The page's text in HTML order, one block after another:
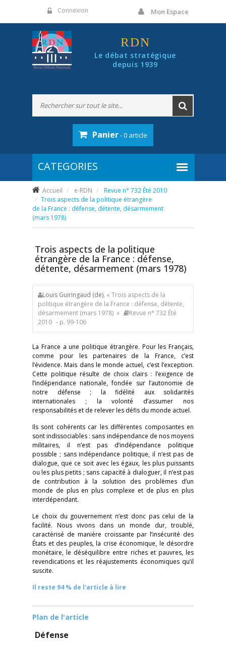
Connexion Mon Espace
RDN
Le débat stratégique
depuis 1939
Panier- 0 article
Accueil e-RDN
Revue n° 732 Été 2010
Trois aspects de la politique étrangère
de la France : défense, détente, désarmement
(mars 1978)
Trois aspects de la politique
étrangère de la France : défense,
détente, désarmement (mars 1978)
Louis Guiringaud (de), « Trois aspects de la
politique étrangère de la France : défense, détente,
désarmement (mars 1978) »
Revue n° 732 Été
2010 - p. 99-106
La France a une politique étrangère. Pour les Français,
comme pour les partenaires de la France, c’est
l’évidence. Mais dans le monde actuel, c’est l’exception.
Cette politique résulte de choix clairs : l’exigence de
l’indépendance nationale, fondée sur l’autonomie de
notre défense ; la fidélité aux solidarités
internationales ; la volonté d’assumer nos
responsabilités et de relever les défis du monde actuel.
Ils sont cohérents car les différentes composantes en
sont indissociables : sans indépendance de nos moyens
militaires, il n’est pas d’indépendance politique
possible ; sans indépendance politique, il n’est pas de
dialogue, que ce soit avec les égaux, les plus puissants
ou les plus petits ; sans capacité à dialoguer, il n’est pas
de contribution à la solution des problèmes d’un
monde de plus en plus complexe et de plus en plus
interdépendant.
Le choix du gouvernement n’est donc pas celui de la
facilité. Nous vivons dans un monde dur, troublé,
caractérisé de manière croissante par l’insécurité des
États et des peuples, la crise économique, le désordre
monétaire, le déséquilibre entre riches et pauvres, les
revendications et les réajustements économiques qu’il
suscite.
Il reste 94 % de l'article à lire
Plan de l'article
Défense